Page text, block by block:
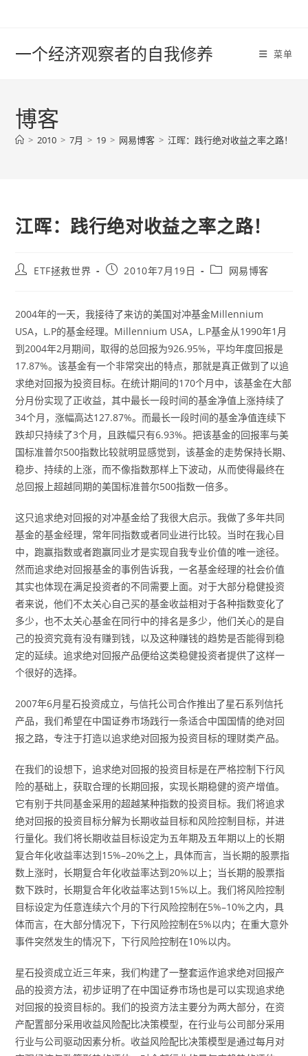
一个经济观察者的自我修养 菜单
博客
> 2010 > 7月 > 19 > 网易博客 > 江晖：践行绝对收益之率之路！
江晖：践行绝对收益之率之路！
PostETF拯救世界
Post2010年7月19日
Post网易博客
2004年的一天，我接待了来访的美国对冲基金Millennium
USA，L.P的基金经理。Millennium USA，L.P基金从1990年1月
到2004年2月期间，取得的总回报为926.95%，平均年度回报是
17.87%。该基金有一个非常突出的特点，那就是真正做到了以追
求绝对回报为投资目标。在统计期间的170个月中，该基金在大部
分月份实现了正收益，其中最长一段时间的基金净值上涨持续了
34个月，涨幅高达127.87%。而最长一段时间的基金净值连续下
跌却只持续了3个月，且跌幅只有6.93%。把该基金的回报率与美
国标准普尔500指数比较就明显感觉到，该基金的走势保持长期、
稳步、持续的上涨，而不像指数那样上下波动，从而使得最终在
总回报上超越同期的美国标准普尔500指数一倍多。
这只追求绝对回报的对冲基金给了我很大启示。我做了多年共同
基金的基金经理，常年同指数或者同业进行比较。当时在我心目
中，跑赢指数或者跑赢同业才是实现自我专业价值的唯一途径。
然而追求绝对回报基金的事例告诉我，一名基金经理的社会价值
其实也体现在满足投资者的不同需要上面。对于大部分稳健投资
者来说，他们不太关心自己买的基金收益相对于各种指数变化了
多少，也不太关心基金在同行中的排名是多少，他们关心的是自
己的投资究竟有没有赚到钱，以及这种赚钱的趋势是否能得到稳
定的延续。追求绝对回报产品便给这类稳健投资者提供了这样一
个很好的选择。
2007年6月星石投资成立，与信托公司合作推出了星石系列信托
产品，我们希望在中国证券市场践行一条适合中国国情的绝对回
报之路，专注于打造以追求绝对回报为投资目标的理财类产品。
在我们的设想下，追求绝对回报的投资目标是在严格控制下行风
险的基础上，获取合理的长期回报，实现长期稳健的资产增值。
它有别于共同基金采用的超越某种指数的投资目标。我们将追求
绝对回报的投资目标分解为长期收益目标和风险控制目标，并进
行量化。我们将长期收益目标设定为五年期及五年期以上的长期
复合年化收益率达到15%–20%之上，具体而言，当长期的股票指
数上涨时，长期复合年化收益率达到20%以上；当长期的股票指
数下跌时，长期复合年化收益率达到15%以上。我们将风险控制
目标设定为任意连续六个月的下行风险控制在5%–10%之内，具
体而言，在大部分情况下，下行风险控制在5%以内；在重大意外
事件突然发生的情况下，下行风险控制在10%以内。
星石投资成立近三年来，我们构建了一整套运作追求绝对回报产
品的投资方法，初步证明了在中国证券市场也是可以实现追求绝
对回报的投资目标的。我们的投资方法主要分为两大部分，在资
产配置部分采用收益风险配比决策模型，在行业与公司部分采用
行业与公司驱动因素分析。收益风险配比决策模型是通过每月对